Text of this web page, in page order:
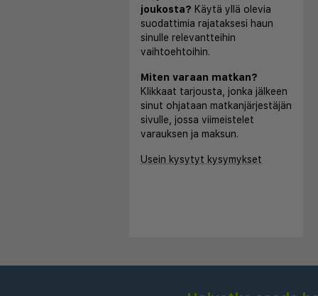
joukosta? Käytä yllä olevia
suodattimia rajataksesi haun
sinulle relevantteihin
vaihtoehtoihin.
Miten varaan matkan?
Klikkaat tarjousta, jonka jälkeen
sinut ohjataan matkanjärjestäjän
sivulle, jossa viimeistelet
varauksen ja maksun.
Usein kysytyt kysymykset